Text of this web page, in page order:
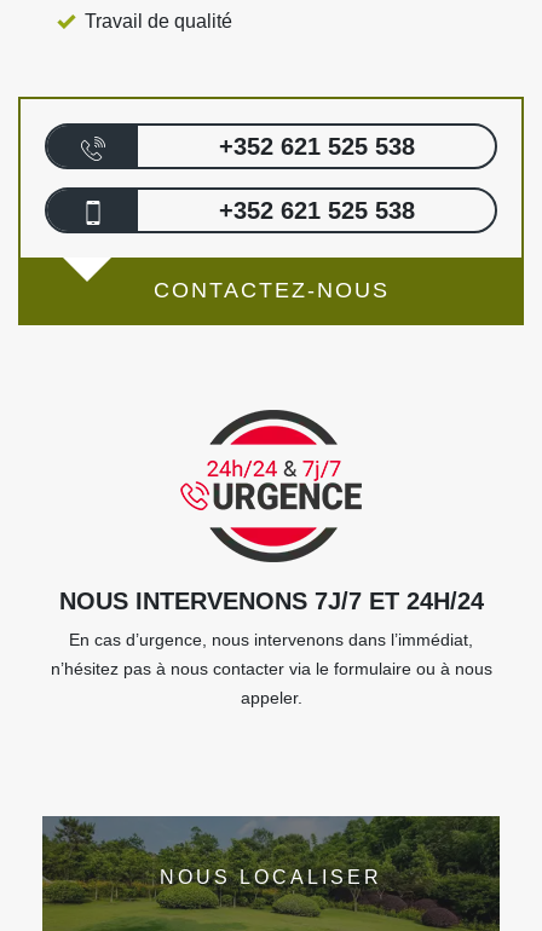
Travail de qualité
+352 621 525 538
+352 621 525 538
CONTACTEZ-NOUS
NOUS INTERVENONS 7J/7 ET 24H/24
En cas d’urgence, nous intervenons dans l’immédiat,
n’hésitez pas à nous contacter via le formulaire ou à nous
appeler.
NOUS LOCALISER